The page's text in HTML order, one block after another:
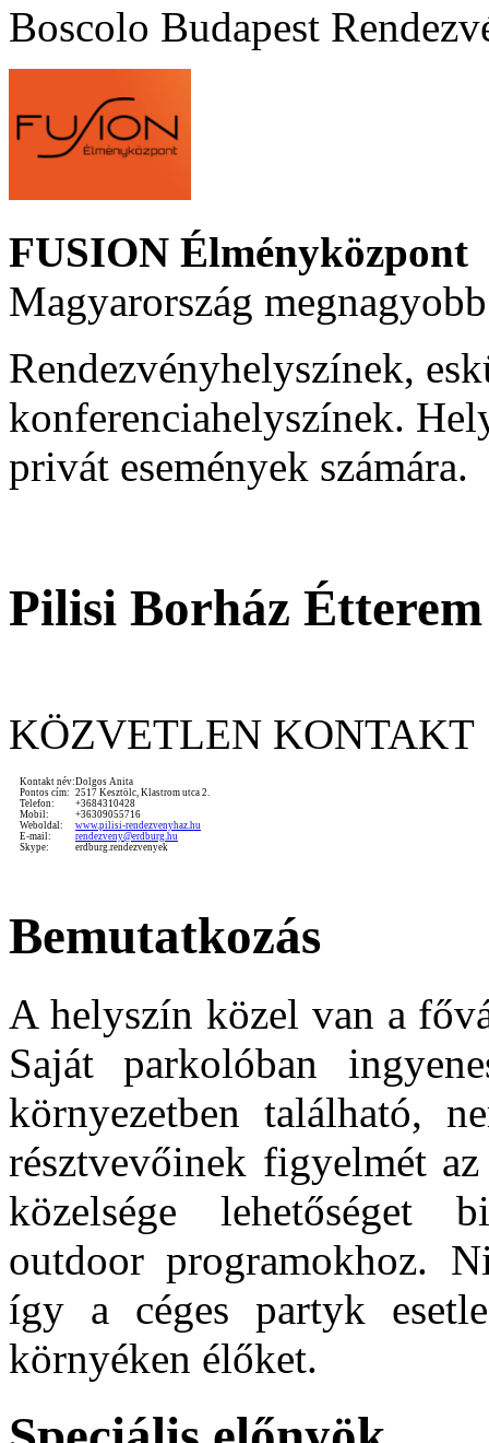
Boscolo Budapest
FUSION Élményközpont
Magyarország
Rendezvényhelyszínek,
konferenciahelyszínek.
privát események számára.
Pilisi Borház Étterem
KÖZVETLEN KONTAKT
Kontakt név:Dolgos Anita
Pontos cím: 2517 Kesztölc, Klastrom utca 2.
Telefon:
+3684310428
Mobil:
+36309055716
Weboldal:
www.pilisi-rendezvenyhaz.hu
E-mail:
rendezveny@erdburg.hu
Skype:
erdburg.rendezvenyek
Bemutatkozás
A helyszín közel van a
Saját parkolóban
környezetben található,
résztvevőinek figyelmét
közelsége lehetőséget
outdoor programokhoz.
így a céges partyk
környéken élőket.